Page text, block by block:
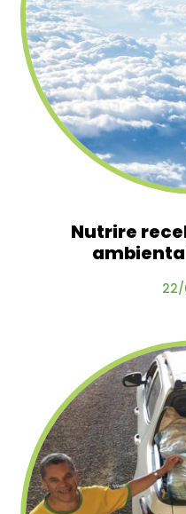
Nutrire
22/